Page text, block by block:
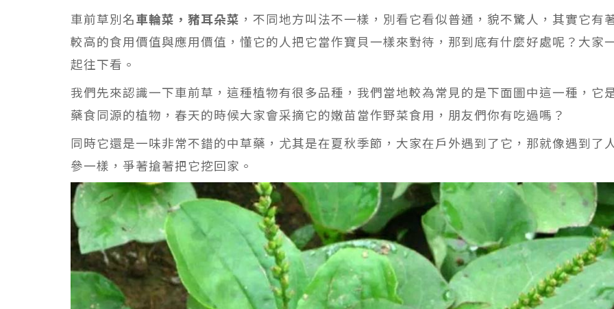
車前草別名車輪菜，豬耳朵菜 ，不同地方叫法不一樣，別看它看似普通，貌不驚人，其實它有
較高的食用價值與應用價值，懂它的人把它當作寶貝一樣來對待，那到底有什麼好處呢？大家
起往下看。
我們先來認識一下車前草，這種植物有很多品種，我們當地較為常見的是下面圖中這一種，它
藥食同源的植物，春天的時候大家會采摘它的嫩苗當作野菜食用，朋友們你有吃過嗎？
同時它還是一味非常不錯的中草藥，尤其是在夏秋季節，大家在戶外遇到了它，那就像遇到了
參一樣，爭著搶著把它挖回家。